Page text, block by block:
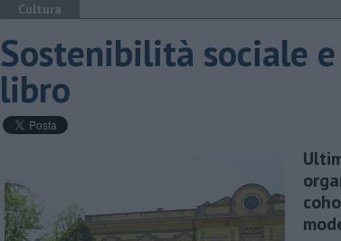
Cultura
Sostenibilità sociale
libro